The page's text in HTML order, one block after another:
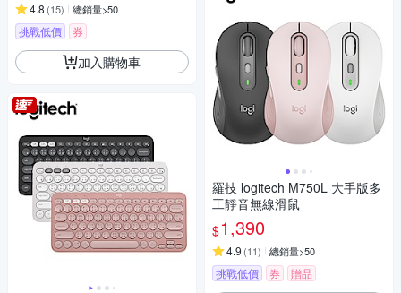
4.8 (15) 總銷量>50
挑戰低價 券
加入購物車
羅技 logitech M750L 大手版多
工靜音無線滑鼠
$1,390
4.9 (11) 總銷量>50
挑戰低價 券 贈品